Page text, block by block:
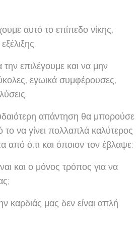
αυτό το επίπεδο νίκης,
επιλέγουμε και να μην
εγωικά συμφέρουσες,
απάντηση θα μπορούσε
το να γίνει πολλαπλά καλύτερος
από ό,τι και όποιον τον έβλαψε;
και ο μόνος τρόπος για να
καρδιάς μας δεν είναι απλή